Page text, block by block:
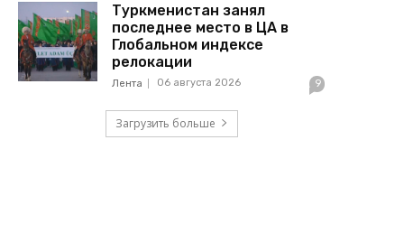
Туркменистан занял
последнее место в ЦА в
Глобальном индексе
релокации
Лента 06 августа 2026 9
Загрузить больше